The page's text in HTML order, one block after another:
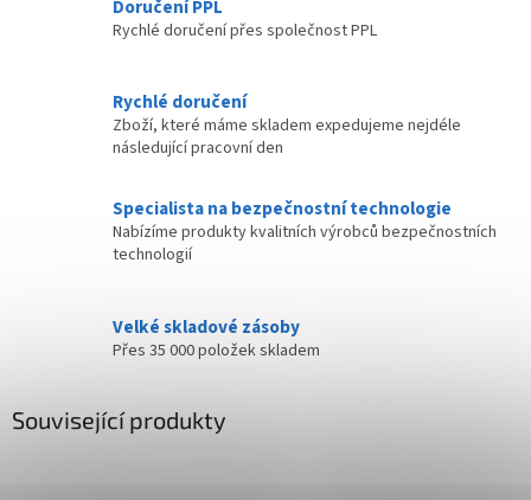
Doručení PPL
Rychlé doručení přes společnost PPL
Rychlé doručení
Zboží, které máme skladem expedujeme nejdéle
následující pracovní den
Specialista na bezpečnostní technologie
Nabízíme produkty kvalitních výrobců bezpečnostních
technologií
Velké skladové zásoby
Přes 35 000 položek skladem
Související produkty